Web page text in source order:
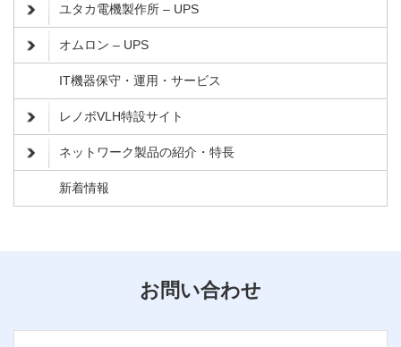
ユタカ電機製作所 – UPS
オムロン – UPS
IT機器保守・運用・サービス
レノボVLH特設サイト
ネットワーク製品の紹介・特長
新着情報
お問い合わせ